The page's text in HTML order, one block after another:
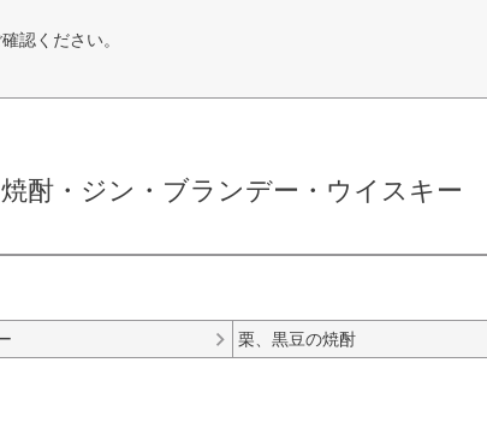
認ください。
焼酎・ジン・ブランデー・ウイスキー
栗、黒豆の焼酎